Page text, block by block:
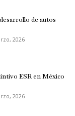
de autos
2026
ESR en México
2026